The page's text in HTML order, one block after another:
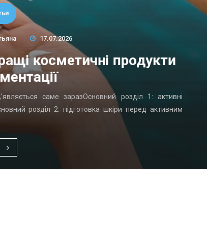
17.07.2026
косметичні продукти
саме заразОсновний розділ 1: активні
розділ 2: підготовка шкіри перед активним